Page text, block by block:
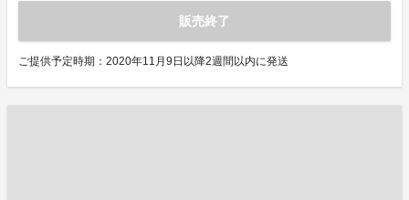
販売終了
ご提供予定時期：2020年11月9日以降2週間以内に発送